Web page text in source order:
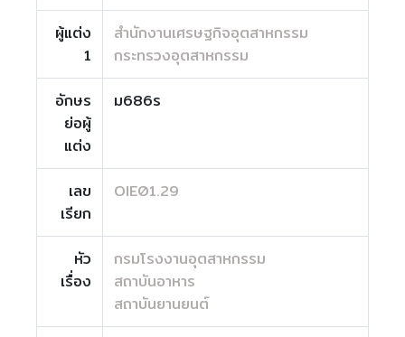
ผู้แต่ง
1
สำนักงานเศรษฐกิจอุตสาหกรรม
กระทรวงอุตสาหกรรม
อักษร
ย่อผู้
แต่ง
ม686ร
เลข
เรียก
OIE01.29
หัว
เรื่อง
กรมโรงงานอุตสาหกรรม
สถาบันอาหาร
สถาบันยานยนต์